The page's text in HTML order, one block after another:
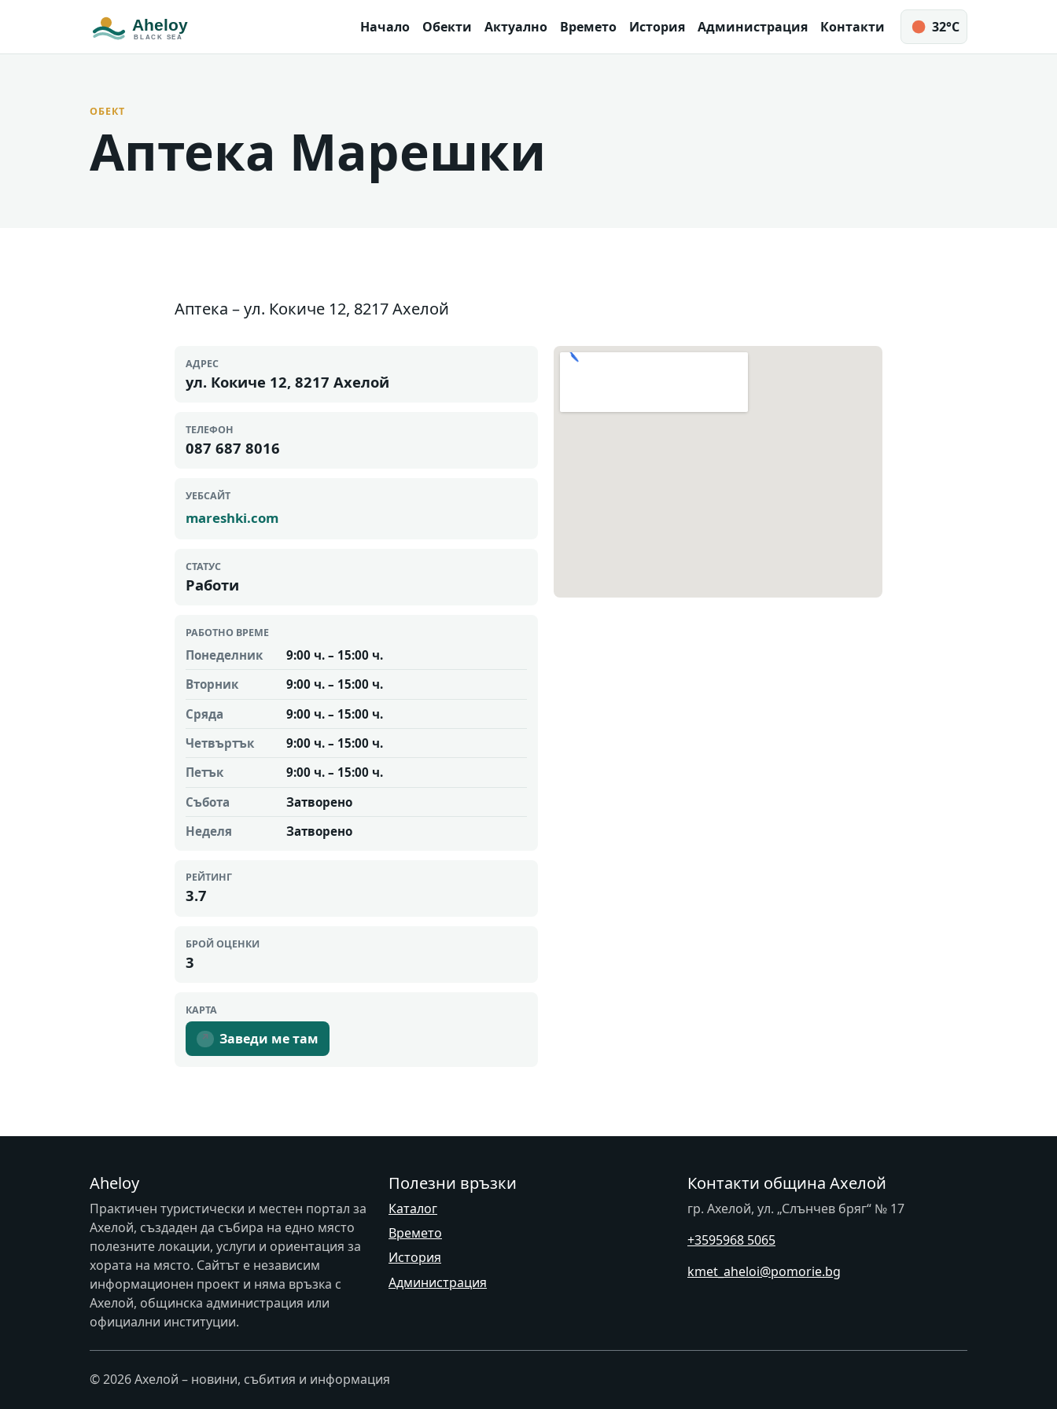
Начало Обекти Актуално Времето История Администрация Контакти 32°C
ОБЕКТ
Аптека Марешки
Аптека – ул. Кокиче 12, 8217 Ахелой
АДРЕС
ул. Кокиче 12, 8217 Ахелой
ТЕЛЕФОН
087 687 8016
УЕБСАЙТ
mareshki.com
СТАТУС
Работи
РАБОТНО ВРЕМЕ
Понеделник
9:00 ч. – 15:00 ч.
Вторник
9:00 ч. – 15:00 ч.
Сряда
9:00 ч. – 15:00 ч.
Четвъртък
9:00 ч. – 15:00 ч.
Петък
9:00 ч. – 15:00 ч.
Събота
Затворено
Неделя
Затворено
РЕЙТИНГ
3.7
БРОЙ ОЦЕНКИ
3
КАРТА
↗ Заведи ме там
Aheloy
Практичен туристически и местен портал за
Ахелой, създаден да събира на едно място
полезните локации, услуги и ориентация за
хората на място. Сайтът е независим
информационен проект и няма връзка с
Ахелой, общинска администрация или
официални институции.
Полезни връзки
Каталог
Времето
История
Администрация
Контакти община Ахелой
гр. Ахелой, ул. „Слънчев бряг“ № 17
+3595968 5065
kmet_aheloi@pomorie.bg
© 2026 Ахелой – новини, събития и информация